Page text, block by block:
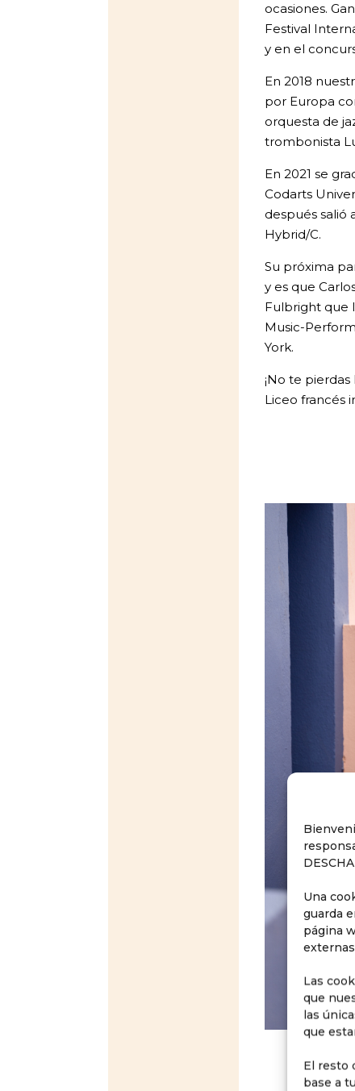
Una
guarda
página
Las
que
las
que
El resto
base a
ocasiones.
Festival
y en el
En 2018
por Europa
orquesta de
trombonista
En 2021 se
Codarts
después salió
Hybrid/C.
Su próxima
y es que
Fulbright que
Music-
York.
¡No te
Liceo francés